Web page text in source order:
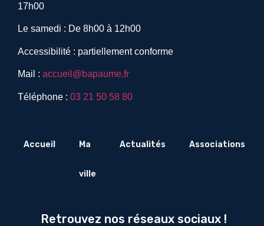
17h00
Le samedi : De 8h00 à 12h00
Accessibilité : partiellement conforme
Mail : accueil@bapaume.fr
Téléphone : 03 21 50 58 80
Accueil Ma
ville
Actualités Associations
Retrouvez nos réseaux sociaux !